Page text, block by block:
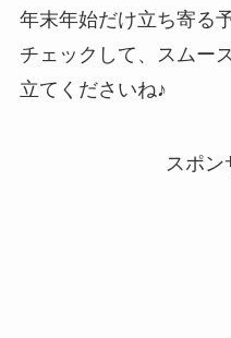
年末年始だけ立ち寄る
チェックして、スムー
立てくださいね♪
スポン